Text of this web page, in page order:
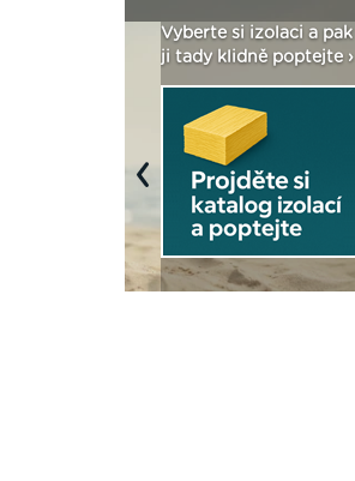
Vyberte si izolaci a pak
ji tady klidně poptejte ›
Previous